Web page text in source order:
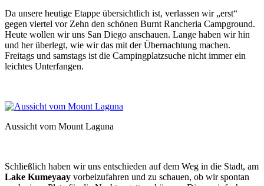
Da unsere heutige Etappe übersichtlich ist, verlassen wir „erst“
gegen viertel vor Zehn den schönen Burnt Rancheria Campground.
Heute wollen wir uns San Diego anschauen. Lange haben wir hin
und her überlegt, wie wir das mit der Übernachtung machen.
Freitags und samstags ist die Campingplatzsuche nicht immer ein
leichtes Unterfangen.
Aussicht vom Mount Laguna
Schließlich haben wir uns entschieden auf dem Weg in die Stadt, am
Lake Kumeyaay vorbeizufahren und zu schauen, ob wir spontan